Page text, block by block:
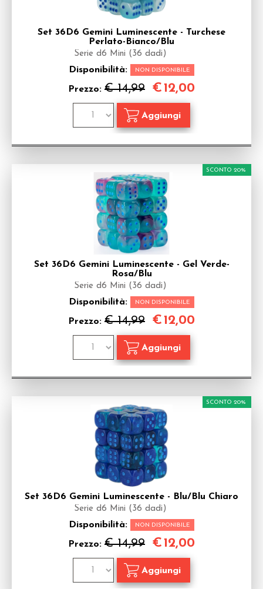
Set 36D6 Gemini Luminescente - Turchese
Perlato-Bianco/Blu
Serie d6 Mini (36 dadi)
Disponibilità: NON DISPONIBILE
Prezzo: € 14,99 €12,00
Set 36D6 Gemini Luminescente - Gel Verde-
Rosa/Blu
Serie d6 Mini (36 dadi)
Disponibilità: NON DISPONIBILE
Prezzo: € 14,99
SCONTO 20%
€12,00
Set 36D6 Gemini Luminescente - Blu/Blu Chiaro
Serie d6 Mini (36 dadi)
Disponibilità: NON DISPONIBILE
Prezzo: € 14,99
SCONTO 20%
€12,00